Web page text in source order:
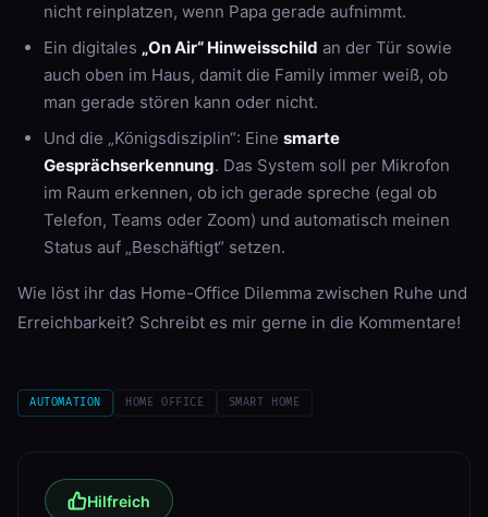
nicht reinplatzen, wenn Papa gerade aufnimmt.
Ein digitales „On Air“ Hinweisschild an der Tür sowie
auch oben im Haus, damit die Family immer weiß, ob
man gerade stören kann oder nicht.
Und die „Königsdisziplin“: Eine smarte
Gesprächserkennung. Das System soll per Mikrofon
im Raum erkennen, ob ich gerade spreche (egal ob
Telefon, Teams oder Zoom) und automatisch meinen
Status auf „Beschäftigt“ setzen.
Wie löst ihr das Home-Office Dilemma zwischen Ruhe und
Erreichbarkeit? Schreibt es mir gerne in die Kommentare!
AUTOMATION HOME OFFICE SMART HOME
Hilfreich